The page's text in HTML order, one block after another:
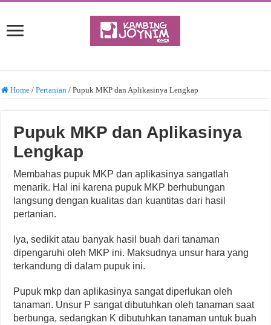
Home / Pertanian / Pupuk MKP dan Aplikasinya Lengkap
Pupuk MKP dan Aplikasinya
Lengkap
Membahas pupuk MKP dan aplikasinya sangatlah
menarik. Hal ini karena pupuk MKP berhubungan
langsung dengan kualitas dan kuantitas dari hasil
pertanian.
Iya, sedikit atau banyak hasil buah dari tanaman
dipengaruhi oleh MKP ini. Maksudnya unsur hara yang
terkandung di dalam pupuk ini.
Pupuk mkp dan aplikasinya sangat diperlukan oleh
tanaman. Unsur P sangat dibutuhkan oleh tanaman saat
berbunga, sedangkan K dibutuhkan tanaman untuk buah